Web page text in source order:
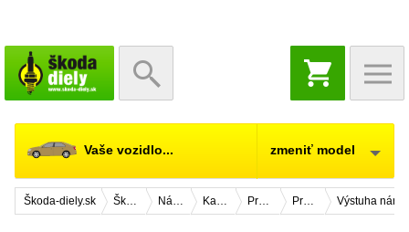
NÁKUPNÝ
KOŠÍK
Vaše vozidlo... zmeniť model
Škoda-diely.sk Škoda Fabia 2 Náhradné diely Karosérie Predná časť vozidla Predný nárazník Výstuha